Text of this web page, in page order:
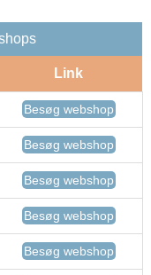
Link
Besøg webshop
Besøg webshop
Besøg webshop
Besøg webshop
Besøg webshop